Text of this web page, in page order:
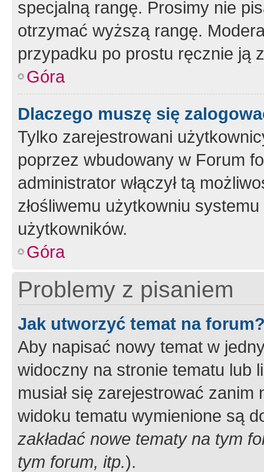
specjalną rangę. Prosimy nie
otrzymać wyższą rangę.
przypadku po prostu ręcznie ją
Góra
Dlaczego muszę się
Tylko zarejestrowani
poprzez wbudowany w Forum
administrator włączył tą
złośliwemu użytkowniu
użytkowników.
Góra
Problemy z pisaniem
Jak utworzyć temat na
Aby napisać nowy temat w
widoczny na stronie tematu lub
musiał się zarejestrować
widoku tematu wymienione są
zakładać nowe tematy na tym
tym forum, itp.).